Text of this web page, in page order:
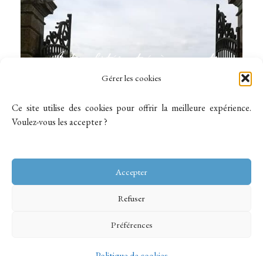
Gérer les cookies
Ce site utilise des cookies pour offrir la meilleure expérience.
Voulez-vous les accepter ?
Accepter
Refuser
Préférences
Actualités et évènements
Voir les actus